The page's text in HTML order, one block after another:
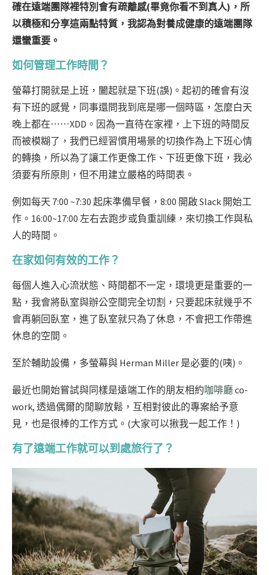
確在遠端團隊裡特別會有疏離感(畢竟你看不到真人)，所
以積極和分享這兩點特質，我認為對養成健康的遠端團隊
還蠻重要。
如何管理工作時間？
螢幕打開就是上班，闔起就是下班(誤)。起初的確會有沒
有下班的感覺，同事還問我到底是哪一個時區，怎麼白天
晚上都在⋯⋯XDD。因為一直待在家裡，上下班的時間反
而被模糊了，我們已經習慣用場景的切換作為上下班心情
的轉換，所以為了讓工作更像工作、下班更像下班，我必
須要有所原則，但不用建立嚴格的時間表。
例如每天 7:00 ~7:30 起床準備早餐，8:00 開啟 Slack 開始工
作。16:00~17:00 左右去跑步或負重訓練，來切換工作與私
人的時間。
在家如何有效的工作？
每個人進入心流狀態、時間都不一定，環境更是重要的一
點，我會將臥室與辦公空間完全切割，只要起床就幾乎不
會再躺回臥室，進了臥室就只為了休息，不會把工作帶進
休息的空間。
至於輔助設備，多螢幕與 Herman Miller 是必要的(咦)。
最近也開始嘗試與同樣是遠端工作的朋友相約咖啡廳co-
work, 透過偶爾的閒聊放鬆，互相對彼此的專案給予意
見，也是很棒的工作方式。(大家可以揪我一起工作！)
有了遠端工作就可以到處旅行了？